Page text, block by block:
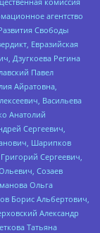
агентство
Свободы
Евразийская
Дзугкоева Регина
Павел
Айратовна,
Васильева
Анатолий
Сергеевич,
Шарипков
Сергеевич,
Созаев
Ольга
Борис Альбертович,
Александр
Татьяна